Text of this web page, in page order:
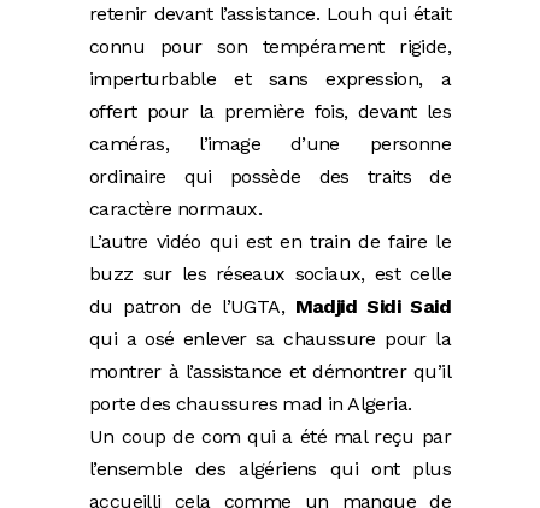
retenir devant l’assistance. Louh qui était
connu pour son tempérament rigide,
imperturbable et sans expression, a
offert pour la première fois, devant les
caméras, l’image d’une personne
ordinaire qui possède des traits de
caractère normaux.
L’autre vidéo qui est en train de faire le
buzz sur les réseaux sociaux, est celle
du patron de l’UGTA, Madjid Sidi Said
qui a osé enlever sa chaussure pour la
montrer à l’assistance et démontrer qu’il
porte des chaussures mad in Algeria.
Un coup de com qui a été mal reçu par
l’ensemble des algériens qui ont plus
accueilli cela comme un manque de